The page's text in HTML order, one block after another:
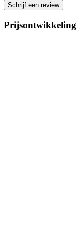
Schrijf een review
Prijsontwikkeling